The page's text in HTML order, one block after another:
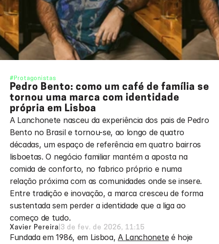
#Protagonistas
Pedro Bento: como um café de família se
tornou uma marca com identidade
própria em Lisboa
A Lanchonete nasceu da experiência dos pais de Pedro
Bento no Brasil e tornou-se, ao longo de quatro
décadas, um espaço de referência em quatro bairros
lisboetas. O negócio familiar mantém a aposta na
comida de conforto, no fabrico próprio e numa
relação próxima com as comunidades onde se insere.
Entre tradição e inovação, a marca cresceu de forma
sustentada sem perder a identidade que a liga ao
começo de tudo.
Xavier Pereira 3 de fev. de 2026, 11:15
Fundada em 1986, em Lisboa, A Lanchonete é hoje